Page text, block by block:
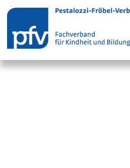
Pestalozzi-Fröbel-Verband e.V.